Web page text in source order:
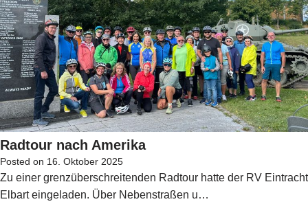
Radtour nach Amerika
Posted on 16. Oktober 2025
Zu einer grenzüberschreitenden Radtour hatte der RV Eintracht
Elbart eingeladen. Über Nebenstraßen u…